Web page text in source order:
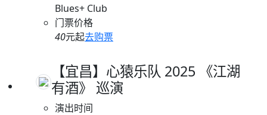
Blues+ Club
门票价格
40元起去购票
【宜昌】心猿乐队 2025 《江湖
有酒》 巡演
演出时间